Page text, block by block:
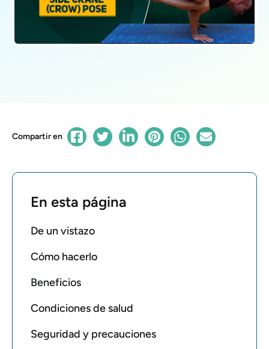
Compartir en
En esta página
De un vistazo
Cómo hacerlo
Beneficios
Condiciones de salud
Seguridad y precauciones